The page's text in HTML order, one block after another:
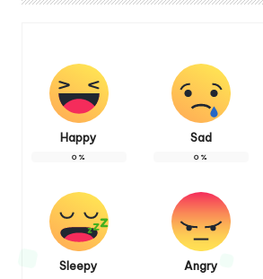
Happy
0%
Sad
0%
Sleepy Angry